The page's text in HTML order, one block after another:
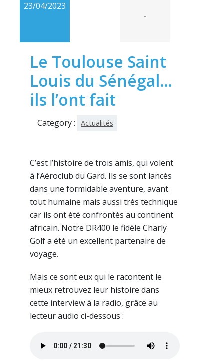
23/04/2023
-
Le Toulouse Saint
Louis du Sénégal…
ils l’ont fait
Category : Actualités
C’est l’histoire de trois amis, qui volent
à l’Aéroclub du Gard. Ils se sont lancés
dans une formidable aventure, avant
tout humaine mais aussi très technique
car ils ont été confrontés au continent
africain. Notre DR400 le fidèle Charly
Golf a été un excellent partenaire de
voyage.
Mais ce sont eux qui le racontent le
mieux retrouvez leur histoire dans
cette interview à la radio, grâce au
lecteur audio ci-dessous :